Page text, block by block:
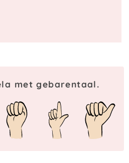
met gebarentaal.